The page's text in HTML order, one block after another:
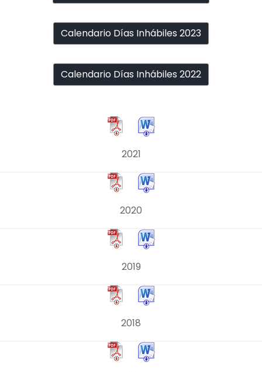
Calendario Días Inhábiles 2023
Calendario Días Inhábiles 2022
2021
2020
2019
2018